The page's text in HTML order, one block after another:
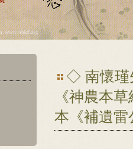
◇ 南懷瑾
《神農本
本《補遺雷